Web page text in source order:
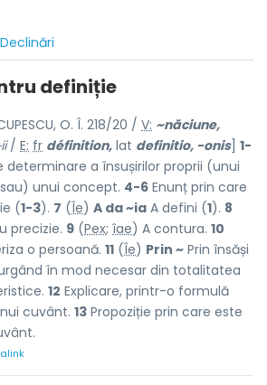
Declinări
definiție
O. Î. 218/20 / V: ~năciune,
/ E: fr définition, lat definitio, -onis] 1-
determinare a însușirilor proprii (unui
unui concept. 4-6 Enunț prin care
(1-3). 7 (Îe) A da ~ia A defini (1). 8
precizie. 9 (Pex; îae) A contura. 10
o persoană. 11 (Îe) Prin ~ Prin însăși
în mod necesar din totalitatea
12 Explicare, printr-o formulă
cuvânt. 13 Propoziție prin care este